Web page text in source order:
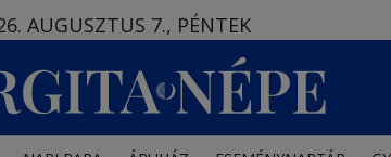
AUGUSZTUS 7., PÉNTEK